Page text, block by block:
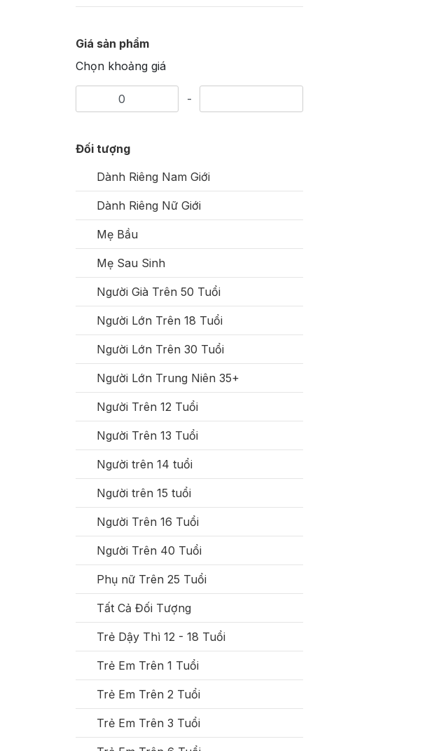
Giá sản phẩm
Chọn khoảng giá
-
Đối tượng
Dành Riêng Nam Giới
Dành Riêng Nữ Giới
Mẹ Bầu
Mẹ Sau Sinh
Người Già Trên 50 Tuổi
Người Lớn Trên 18 Tuổi
Người Lớn Trên 30 Tuổi
Người Lớn Trung Niên 35+
Người Trên 12 Tuổi
Người Trên 13 Tuổi
Người trên 14 tuổi
Người trên 15 tuổi
Người Trên 16 Tuổi
Người Trên 40 Tuổi
Phụ nữ Trên 25 Tuổi
Tất Cả Đối Tượng
Trẻ Dậy Thì 12 - 18 Tuổi
Trẻ Em Trên 1 Tuổi
Trẻ Em Trên 2 Tuổi
Trẻ Em Trên 3 Tuổi